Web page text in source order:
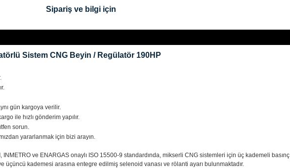
Sipariş ve bilgi için
Sistem CNG Beyin / Regülatör 190HP
gün kargoya verilir.
ile hızlı gönderim yapılır.
sorun.
yararlanmak için bizi arayın.
INMETRO ve ENARGAS onaylı ISO 15500-9 standardında, mikserli CNG sistemleri için üç kademeli basınç
üçüncü kademesi arasına entegre edilmiş selenoid vanası ve rölanti ayarı bulunmaktadır.